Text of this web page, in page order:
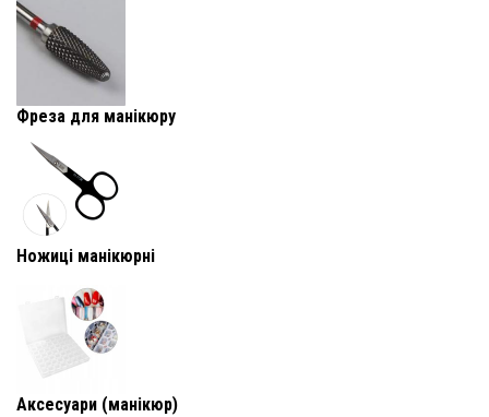
Фреза для манікюру
Ножиці манікюрні
Аксесуари (манікюр)